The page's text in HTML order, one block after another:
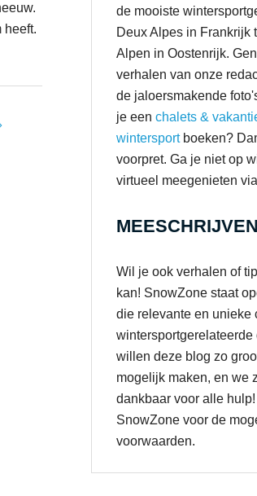
heeft.
de mooiste
Deux Alpes in Frankrijk
Alpen in Oostenrijk.
verhalen van onze
de jaloersmakende
je eenchalets &
wintersportboeken?
voorpret. Ga je niet op
virtueel meegenieten
Wil je ook verhalen of
kan! SnowZone staat
die relevante en unieke
willen deze blog zo
mogelijk maken, en we
dankbaar voor alle
SnowZone voor de
voorwaarden.